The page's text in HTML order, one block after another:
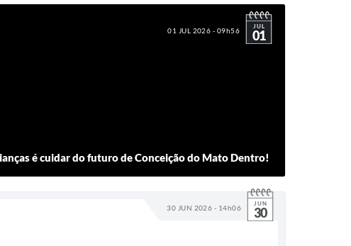
01 JUL 2026 - 09h56 JUL
01
é cuidar do futuro de Conceição do Mato Dentro!
30 JUN 2026 - 14h06 JUN
30